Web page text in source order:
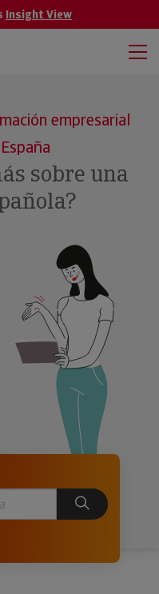
Insight View
empresarial
sobre una